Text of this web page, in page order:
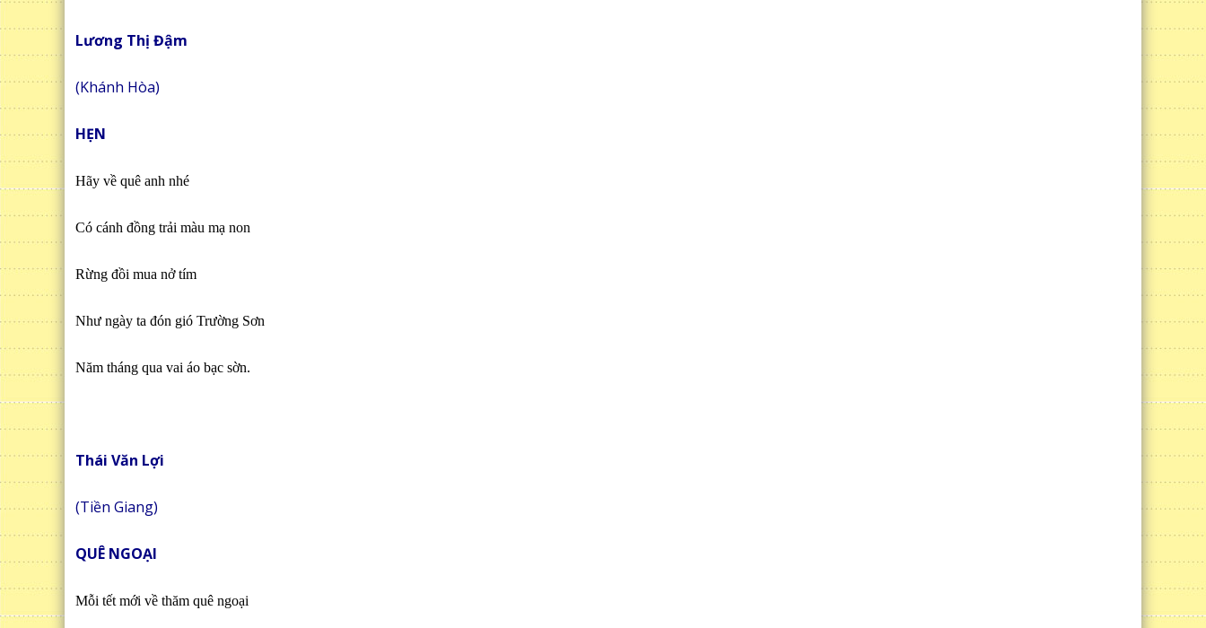
Lương Thị Đậm
(Khánh Hòa)
HẸN
Hãy về quê anh nhé
Có cánh đồng trải màu mạ non
Rừng đồi mua nở tím
Như ngày ta đón gió Trường Sơn
Năm tháng qua vai áo bạc sờn.
Thái Văn Lợi
(Tiền Giang)
QUÊ NGOẠI
Mỗi tết mới về thăm quê ngoại